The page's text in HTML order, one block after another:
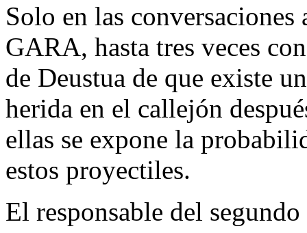
Solo en las conversaciones
GARA, hasta tres veces
de Deustua de que existe
herida en el callejón
ellas se expone la
estos proyectiles.
El responsable del